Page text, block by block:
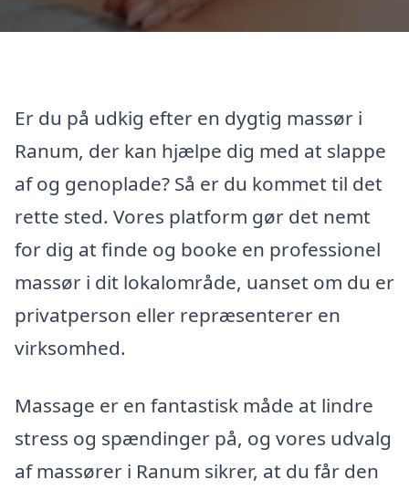
Er du på udkig efter en dygtig massør i
Ranum, der kan hjælpe dig med at slappe
af og genoplade? Så er du kommet til det
rette sted. Vores platform gør det nemt
for dig at finde og booke en professionel
massør i dit lokalområde, uanset om du er
privatperson eller repræsenterer en
virksomhed.
Massage er en fantastisk måde at lindre
stress og spændinger på, og vores udvalg
af massører i Ranum sikrer, at du får den